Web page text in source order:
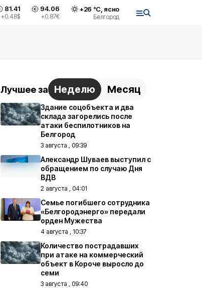
81.41
+0.48$
94.06
+0.87€
+26 °С, ясно
Белгород
Лучшее за Неделю Месяц
Здание соцобъекта и два
склада загорелись после
атаки беспилотников на
Белгород
3 августа , 09:39
Александр Шуваев выступил с
обращением по случаю Дня
ВДВ
2 августа , 04:01
Семье погибшего сотрудника
«Белгородэнерго» передали
орден Мужества
4 августа , 10:37
Количество пострадавших
при атаке на коммерческий
объект в Короче выросло до
семи
3 августа , 09:40